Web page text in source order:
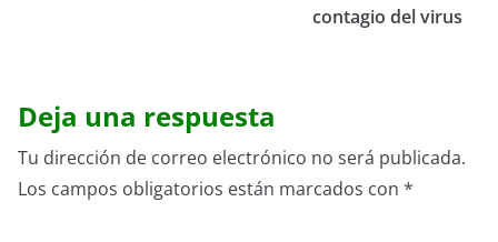
contagio del virus
Deja una respuesta
Tu dirección de correo electrónico no será publicada.
Los campos obligatorios están marcados con *